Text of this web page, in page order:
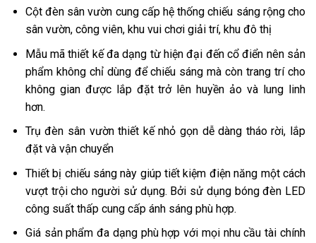
Cột đèn sân vườn cung cấp hệ thống chiếu sáng rộng cho
sân vườn, công viên, khu vui chơi giải trí, khu đô thị
Mẫu mã thiết kế đa dạng từ hiện đại đến cổ điển nên sản
phẩm không chỉ dùng để chiếu sáng mà còn trang trí cho
không gian được lắp đặt trở lên huyền ảo và lung linh
hơn.
Trụ đèn sân vườn thiết kế nhỏ gọn dễ dàng tháo rời, lắp
đặt và vận chuyển
Thiết bị chiếu sáng này giúp tiết kiệm điện năng một cách
vượt trội cho người sử dụng. Bởi sử dụng bóng đèn LED
công suất thấp cung cấp ánh sáng phù hợp.
Giá sản phẩm đa dạng phù hợp với mọi nhu cầu tài chính